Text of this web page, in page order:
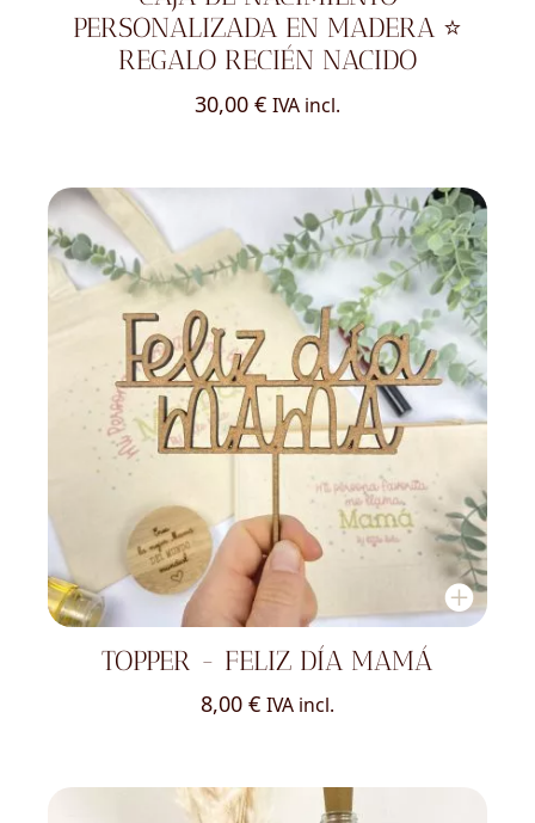
PERSONALIZADA EN MADERA ⭐
REGALO RECIÉN NACIDO
30,00 € IVA incl.
TOPPER - FELIZ DÍA MAMÁ
8,00 € IVA incl.